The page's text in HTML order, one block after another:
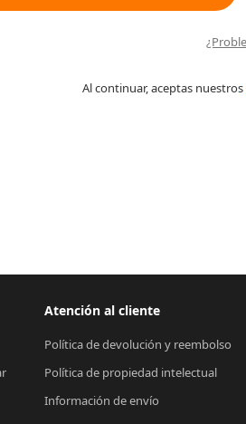
Al continuar, aceptas nuestros
Atención al cliente
Política de devolución y reembolso
Política de propiedad intelectual
Información de envío